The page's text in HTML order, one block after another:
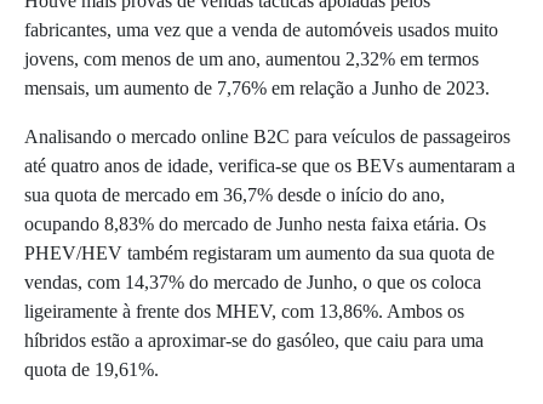
fabricantes, uma vez que a venda de automóveis usados muito
jovens, com menos de um ano, aumentou 2,32% em termos
mensais, um aumento de 7,76% em relação a Junho de 2023.
Analisando o mercado online B2C para veículos de passageiros
até quatro anos de idade, verifica-se que os BEVs aumentaram a
sua quota de mercado em 36,7% desde o início do ano,
ocupando 8,83% do mercado de Junho nesta faixa etária. Os
PHEV/HEV também registaram um aumento da sua quota de
vendas, com 14,37% do mercado de Junho, o que os coloca
ligeiramente à frente dos MHEV, com 13,86%. Ambos os
híbridos estão a aproximar-se do gasóleo, que caiu para uma
quota de 19,61%.